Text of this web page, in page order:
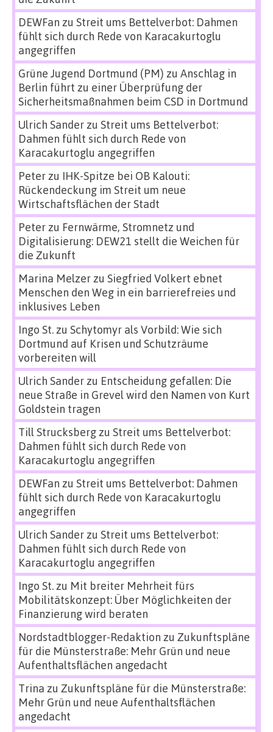
DEWFan zu Streit ums Bettelverbot: Dahmen
fühlt sich durch Rede von Karacakurtoglu
angegriffen
Grüne Jugend Dortmund (PM) zu Anschlag in
Berlin führt zu einer Überprüfung der
Sicherheitsmaßnahmen beim CSD in Dortmund
Ulrich Sanderzu Streit ums Bettelverbot:
Dahmen fühlt sich durch Rede von
Karacakurtoglu angegriffen
Peterzu IHK-Spitze bei OB Kalouti:
Rückendeckung im Streit um neue
Wirtschaftsflächen der Stadt
Peterzu Fernwärme, Stromnetz und
Digitalisierung: DEW21 stellt die Weichen für
die Zukunft
Marina Melzerzu Siegfried Volkert ebnet
Menschen den Weg in ein barrierefreies und
inklusives Leben
Ingo St.zu Schytomyr als Vorbild: Wie sich
Dortmund auf Krisen und Schutzräume
vorbereiten will
Ulrich Sanderzu Entscheidung gefallen: Die
neue Straße in Grevel wird den Namen von Kurt
Goldstein tragen
Till Strucksbergzu Streit ums Bettelverbot:
Dahmen fühlt sich durch Rede von
Karacakurtoglu angegriffen
DEWFan zu Streit ums Bettelverbot: Dahmen
fühlt sich durch Rede von Karacakurtoglu
angegriffen
Ulrich Sanderzu Streit ums Bettelverbot:
Dahmen fühlt sich durch Rede von
Karacakurtoglu angegriffen
Ingo St.zu Mit breiter Mehrheit fürs
Mobilitätskonzept: Über Möglichkeiten der
Finanzierung wird beraten
Nordstadtblogger-Redaktion zu Zukunftspläne
für die Münsterstraße: Mehr Grün und neue
Aufenthaltsflächen angedacht
Trina zu Zukunftspläne für die Münsterstraße:
Mehr Grün und neue Aufenthaltsflächen
angedacht